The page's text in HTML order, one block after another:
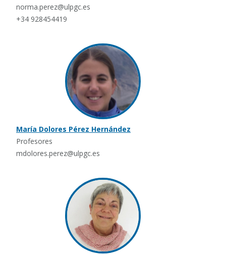
norma.perez@ulpgc.es
+34 928454419
María Dolores Pérez Hernández
Profesores
mdolores.perez@ulpgc.es